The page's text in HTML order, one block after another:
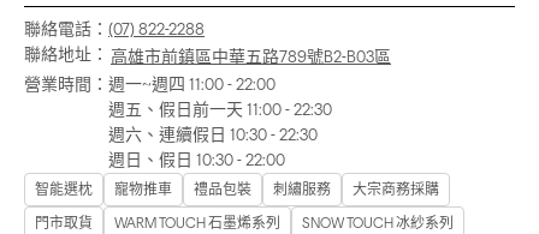
聯絡電話： (07) 822-2288
聯絡地址： 高雄市前鎮區中華五路789號B2-B03區
營業時間： 週一~週四 11:00 - 22:00
週五、假日前一天 11:00 - 22:30
週六、連續假日 10:30 - 22:30
週日、假日 10:30 - 22:00
智能選枕 寵物推車 禮品包裝 刺繡服務
大宗商務採購
門市取貨
WARM TOUCH 石墨烯系列
SNOW TOUCH 冰紗系列